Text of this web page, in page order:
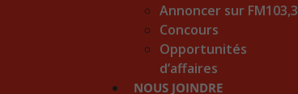
Annoncer sur FM103,3
Concours
Opportunités
d’affaires
NOUS JOINDRE